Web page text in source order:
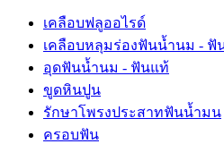
เคลือบฟลูออไรด์
เคลือบหลุมร่องฟันน้ำนม - ฟั
อุดฟันน้ำนม - ฟันแท้
ขูดหินปูน
รักษาโพรงประสาทฟันน้ำมน
ครอบฟัน